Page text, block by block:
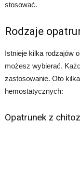
stosować.
Rodzaje
Istnieje kilka rodzajów
możesz wybierać.
zastosowanie. Oto
hemostatycznych:
Opatrunek z